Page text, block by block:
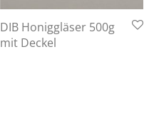
DIB Honiggläser 500g
mit Deckel